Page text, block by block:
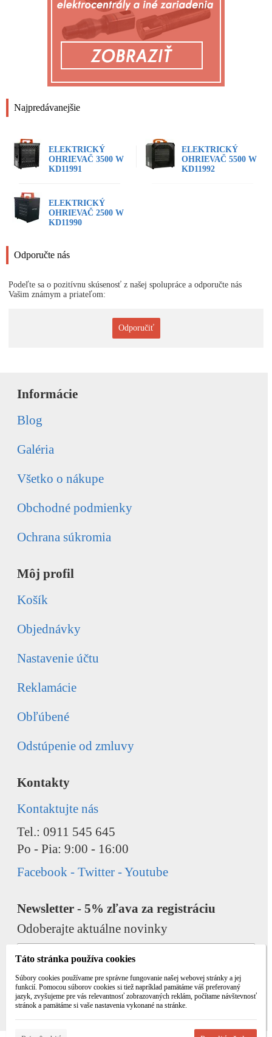
Najpredávanejšie
ELEKTRICKÝ
OHRIEVAČ 3500 W
KD11991
ELEKTRICKÝ
OHRIEVAČ 5500 W
KD11992
ELEKTRICKÝ
OHRIEVAČ 2500 W
KD11990
Odporučte nás
Podeľte sa o pozitívnu skúsenosť z našej spolupráce a odporučte nás
Vašim známym a priateľom:
Odporučiť
Informácie
Blog
Galéria
Všetko o nákupe
Obchodné podmienky
Ochrana súkromia
Môj profil
Košík
Objednávky
Nastavenie účtu
Reklamácie
Obľúbené
Odstúpenie od zmluvy
Kontakty
Kontaktujte nás
Tel.: 0911 545 645
Po - Pia: 9:00 - 16:00
Facebook - Twitter - Youtube
Newsletter - 5% zľava za registráciu
Odoberajte aktuálne novinky
Odobrať Pridať
Táto stránka používa cookies
Súbory cookies používame pre správne fungovanie našej webovej stránky a jej
funkcií. Pomocou súborov cookies si tiež napríklad pamätáme váš preferovaný
jazyk, zvyšujeme pre vás relevantnosť zobrazovaných reklám, počítame návštevnosť
stránok a pamätáme si vaše nastavenia vykonané na stránke.